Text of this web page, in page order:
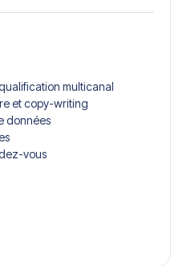
multicanal
et copy-writing
données
vous